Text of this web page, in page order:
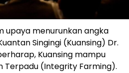
upaya menurunkan angka
Singingi (Kuansing) Dr.
Kuansing mampu
Terpadu (Integrity Farming).